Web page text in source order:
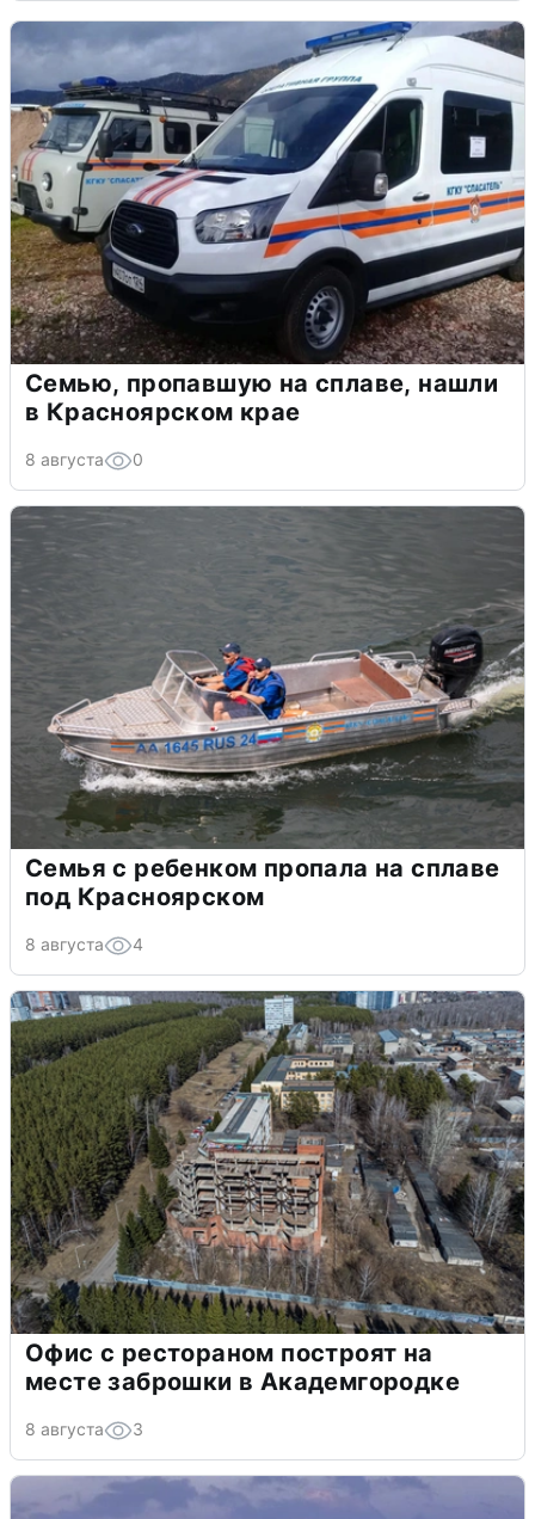
Семью, пропавшую на сплаве, нашли
в Красноярском крае
8 августа 0
Семья с ребенком пропала на сплаве
под Красноярском
8 августа 4
Офис с рестораном построят на
месте заброшки в Академгородке
8 августа 3